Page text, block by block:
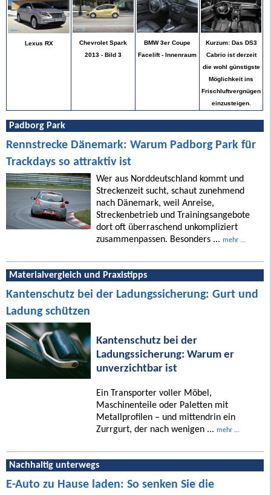
Lexus RX
Chevrolet Spark
2013 - Bild 3
BMW 3er Coupe
Facelift - Innenraum
Kurzum: Das DS3
Cabrio ist derzeit
die wohl günstigste
Möglichkeit ins
Frischluftvergnügen
einzusteigen.
Padborg Park
Rennstrecke Dänemark: Warum Padborg Park für
Trackdays so attraktiv ist
Wer aus Norddeutschland kommt und
Streckenzeit sucht, schaut zunehmend
nach Dänemark, weil Anreise,
Streckenbetrieb und Trainingsangebote
dort oft überraschend unkompliziert
zusammenpassen. Besonders ... mehr ...
Materialvergleich und Praxistipps
Kantenschutz bei der Ladungssicherung: Gurt und
Ladung schützen
Kantenschutz bei der
Ladungssicherung: Warum er
unverzichtbar ist
Ein Transporter voller Möbel,
Maschinenteile oder Paletten mit
Metallprofilen – und mittendrin ein
Zurrgurt, der nach wenigen ... mehr ...
Nachhaltig unterwegs
E-Auto zu Hause laden: So senken Sie die